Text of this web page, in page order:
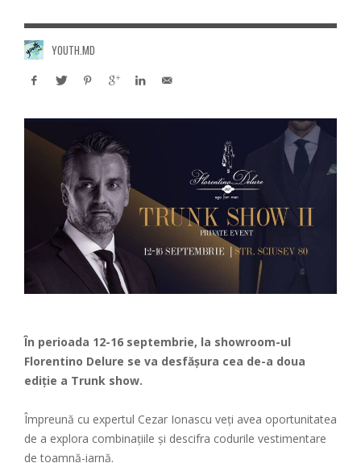
YOUTH.MD
În perioada 12-16 septembrie, la showroom-ul
Florentino Delure se va desfășura cea de-a doua
ediție a Trunk show.
Împreună cu expertul Cezar Ionascu veți avea oportunitatea
de a explora combinațiile și descifra codurile vestimentare
de toamnă-iarnă.